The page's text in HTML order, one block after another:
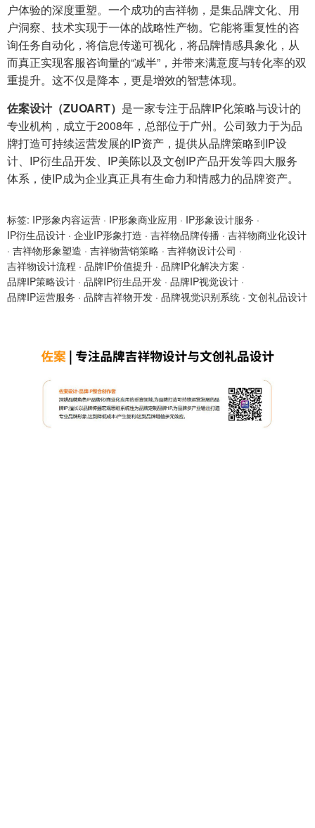
户体验的深度重塑。一个成功的吉祥物，是集品牌文化、用
户洞察、技术实现于一体的战略性产物。它能将重复性的咨
询任务自动化，将信息传递可视化，将品牌情感具象化，从
而真正实现客服咨询量的“减半”，并带来满意度与转化率的双
重提升。这不仅是降本，更是增效的智慧体现。
佐案设计（ZUOART） 是一家专注于品牌IP化策略与设计的
专业机构，成立于2008年，总部位于广州。公司致力于为品
牌打造可持续运营发展的IP资产，提供从品牌策略到IP设
计、IP衍生品开发、IP美陈以及文创IP产品开发等四大服务
体系，使IP成为企业真正具有生命力和情感力的品牌资产。
标签: IP形象内容运营 · IP形象商业应用 · IP形象设计服务 ·
IP衍生品设计 · 企业IP形象打造 · 吉祥物品牌传播 · 吉祥物商业化设计
· 吉祥物形象塑造 · 吉祥物营销策略 · 吉祥物设计公司 ·
吉祥物设计流程 · 品牌IP价值提升 · 品牌IP化解决方案 ·
品牌IP策略设计 · 品牌IP衍生品开发 · 品牌IP视觉设计 ·
品牌IP运营服务 · 品牌吉祥物开发 · 品牌视觉识别系统 · 文创礼品设计